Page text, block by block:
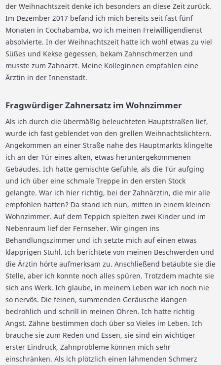
der Weihnachtszeit denke ich besonders an diese Zeit zurück.
Im Dezember 2017 befand ich mich bereits seit fast fünf
Monaten in Cochabamba, wo ich meinen Freiwilligendienst
absolvierte. In der Weihnachtszeit hatte ich wohl etwas zu viel
Süßes und Kekse gegessen, bekam Zahnschmerzen und
musste zum Zahnarzt. Meine Kolleginnen empfahlen eine
Ärztin in der Innenstadt.
Fragwürdiger Zahnersatz im Wohnzimmer
Als ich durch die übermäßig beleuchteten Hauptstraßen lief,
wurde ich fast geblendet von den grellen Weihnachtslichtern.
Angekommen an einer Straße nahe des Hauptmarkts klingelte
ich an der Tür eines alten, etwas heruntergekommenen
Gebäudes. Ich hatte gemischte Gefühle, als die Tür aufging
und ich über eine schmale Treppe in den ersten Stock
gelangte. War ich hier richtig, bei der Zahnärztin, die mir alle
empfohlen hatten? Da stand ich nun, mitten in einem kleinen
Wohnzimmer. Auf dem Teppich spielten zwei Kinder und im
Nebenraum lief der Fernseher. Wir gingen ins
Behandlungszimmer und ich setzte mich auf einen etwas
klapprigen Stuhl. Ich berichtete von meinen Beschwerden und
die Ärztin hörte aufmerksam zu. Anschließend betäubte sie die
Stelle, aber ich konnte noch alles spüren. Trotzdem machte sie
sich ans Werk. Ich glaube, in meinem Leben war ich noch nie
so nervös. Die feinen, summenden Geräusche klangen
bedrohlich und schrill in meinen Ohren. Ich hatte richtig
Angst. Zähne bestimmen doch über so Vieles im Leben. Ich
brauche sie zum Reden und Essen, sie sind ein wichtiger
erster Eindruck, Zahnprobleme können mich sehr
einschränken. Als ich plötzlich einen lähmenden Schmerz